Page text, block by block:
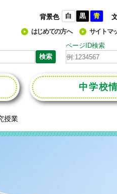
背景色 白 黒 青
はじめての方へ サイトマ
ページID検索
中学校
授業